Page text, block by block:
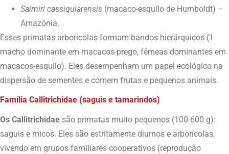
Saimiri cassiquiarensis (macaco-esquilo de Humboldt) –
Amazônia.
Esses primatas arborícolas formam bandos hierárquicos (1
macho dominante em macacos-prego, fêmeas dominantes em
macacos-esquilo). Eles desempenham um papel ecológico na
dispersão de sementes e comem frutas e pequenos animais.
Família Callitrichidae (saguis e tamarindos)
Os Callitrichidae são primatas muito pequenos (100-600 g):
saguis e micos. Eles são estritamente diurnos e arborícolas,
vivendo em grupos familiares cooperativos (reprodução